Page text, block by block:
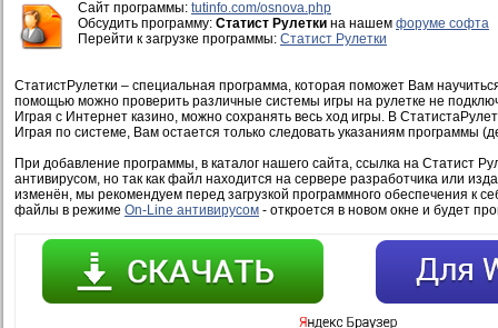
Cайт программы: tutinfo.com/osnova.php
Обсудить программу: Статист Рулетки на нашем форуме софта
Перейти к загрузке программы: Статист Рулетки
СтатистРулетки – специальная программа, которая поможет Вам
помощью можно проверить различные системы игры на рулетке не
Играя с Интернет казино, можно сохранять весь ход игры. В
Играя по системе, Вам остается только следовать указаниям программы
При добавление программы, в каталог нашего сайта, ссылка на Статист
антивирусом, но так как файл находится на сервере разработчика или
изменён, мы рекомендуем перед загрузкой программного обеспечения к
файлы в режиме On-Line антивирусом - откроется в новом окне и будет